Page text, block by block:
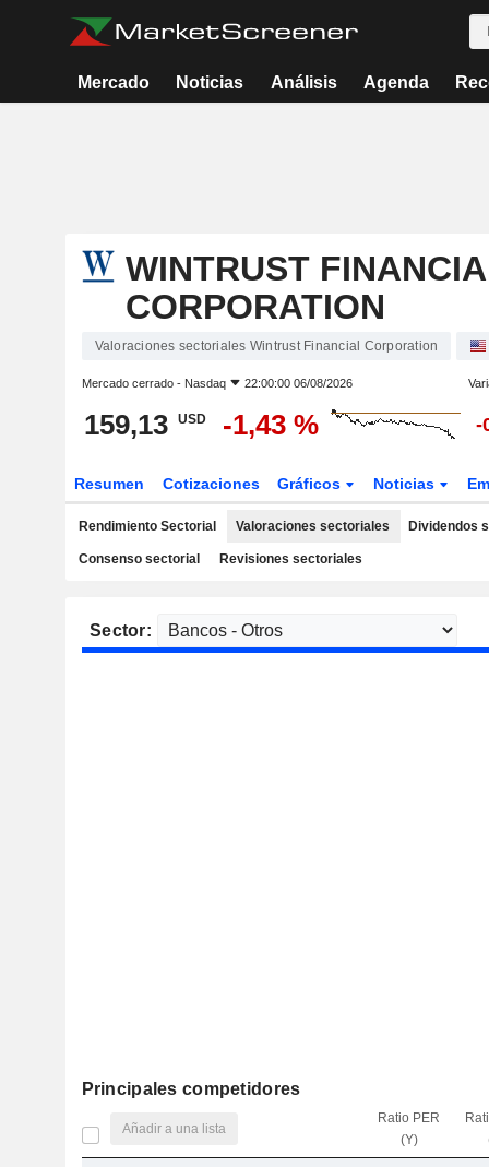
Mercado Noticias Análisis Agenda
WINTRUST
CORPORATION
Valoraciones sectoriales Wintrust Financial Corporation
Mercado cerrado - Nasdaq 22:00:00 06/08/2026
159,13 USD -1,43 % -
Resumen Cotizaciones Gráficos Noticias
Rendimiento Sectorial Valoraciones sectoriales Dividendos
Consenso sectorial Revisiones sectoriales
Sector:
Principales competidores
Añadir a una lista
Ratio PER
(Y)